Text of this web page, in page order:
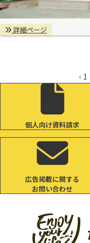
詳細ページ
‹ 1
個人向け資料請求
広告掲載に関する
お問い合わせ